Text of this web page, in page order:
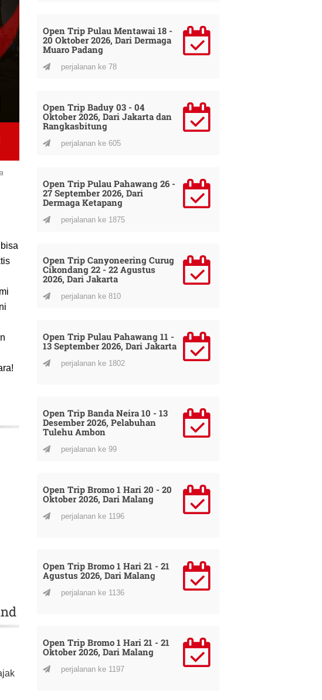
Open Trip Pulau Mentawai 18 -
20 Oktober 2026, Dari Dermaga
Muaro Padang
perjalanan ke 78
Open Trip Baduy 03 - 04
Oktober 2026, Dari Jakarta dan
Rangkasbitung
perjalanan ke 605
Open Trip Pulau Pahawang 26 -
27 September 2026, Dari
Dermaga Ketapang
perjalanan ke 1875
Open Trip Canyoneering Curug
Cikondang 22 - 22 Agustus
2026, Dari Jakarta
perjalanan ke 810
Open Trip Pulau Pahawang 11 -
13 September 2026, Dari Jakarta
perjalanan ke 1802
Open Trip Banda Neira 10 - 13
Desember 2026, Pelabuhan
Tulehu Ambon
perjalanan ke 99
Open Trip Bromo 1 Hari 20 - 20
Oktober 2026, Dari Malang
perjalanan ke 1196
Open Trip Bromo 1 Hari 21 - 21
Agustus 2026, Dari Malang
perjalanan ke 1136
Open Trip Bromo 1 Hari 21 - 21
Oktober 2026, Dari Malang
perjalanan ke 1197